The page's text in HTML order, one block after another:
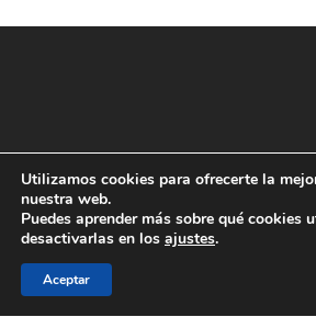
Utilizamos cookies para ofrecerte la
nuestra web.
Puedes aprender más sobre qué cookies
desactivarlas en los ajustes.
Aceptar